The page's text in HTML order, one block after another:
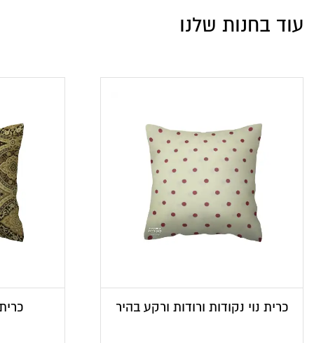
עוד בחנות שלנו
כרית נוי נקודות ורודות ורקע בהיר